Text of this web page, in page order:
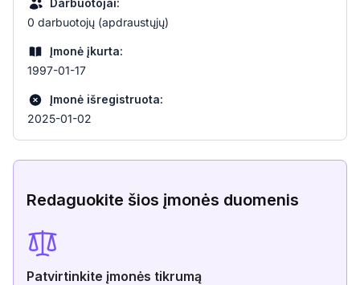
Darbuotojai:
0 darbuotojų (apdraustųjų)
Įmonė įkurta:
1997-01-17
Įmonė išregistruota:
2025-01-02
Redaguokite šios įmonės duomenis
Patvirtinkite įmonės tikrumą